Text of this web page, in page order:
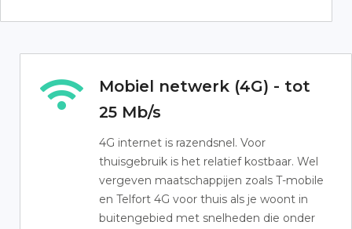
Mobiel netwerk (4G) - tot
25 Mb/s
4G internet is razendsnel. Voor
thuisgebruik is het relatief kostbaar. Wel
vergeven maatschappijen zoals T-mobile
en Telfort 4G voor thuis als je woont in
buitengebied met snelheden die onder